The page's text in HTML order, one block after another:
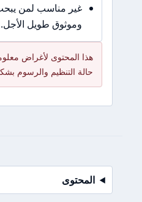
غير مناسب لمن
وموثوق طويل الأجل.
هذا المحتوى لأغراض
حالة التنظيم والرسوم
المحتوى